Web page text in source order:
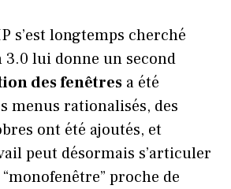
s’est longtemps cherché
3.0 lui donne un second
des fenêtres a été
menus rationalisés, des
ont été ajoutés, et
peut désormais s’articuler
proche de